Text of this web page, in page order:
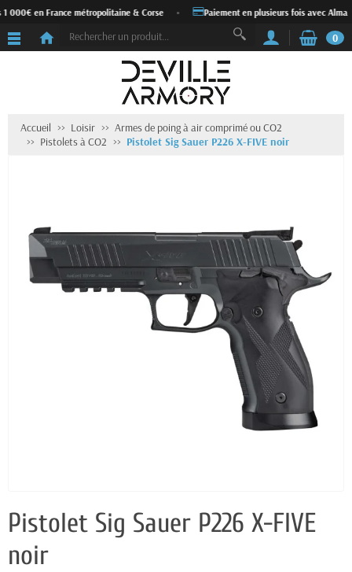
000€ en France métropolitaine & Corse Paiement en plusieurs fois avec Alma
0
Accueil Loisir
Armes de poing à air comprimé ou CO2
Pistolets à CO2
Pistolet Sig Sauer P226 X-FIVE noir
Pistolet Sig Sauer P226 X-FIVE
noir